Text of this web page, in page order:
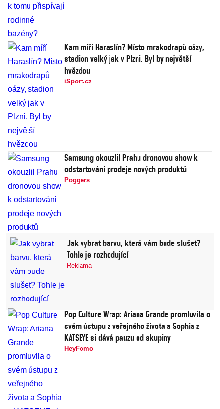
Kam míří Haraslín? Místo mrakodrapů oázy,
stadion velký jak v Plzni. Byl by největší
hvězdou
iSport.cz
Samsung okouzlil Prahu dronovou show k
odstartování prodeje nových produktů
Poggers
Jak vybrat barvu, která vám bude slušet?
Tohle je rozhodující
Reklama
Pop Culture Wrap: Ariana Grande promluvila o
svém ústupu z veřejného života a Sophia z
KATSEYE si dává pauzu od skupiny
HeyFomo